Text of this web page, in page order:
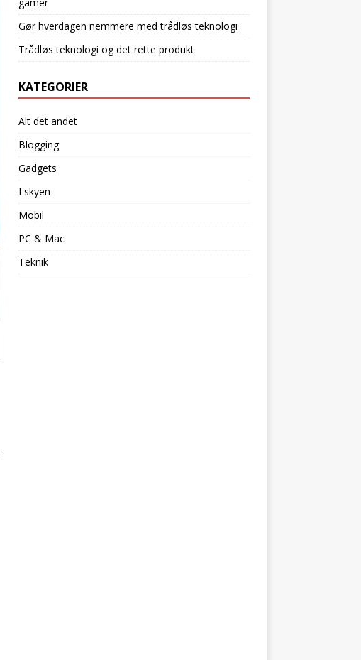
Gør hverdagen nemmere med trådløs teknologi
Trådløs teknologi og det rette produkt
KATEGORIER
Alt det andet
Blogging
Gadgets
I skyen
Mobil
PC & Mac
Teknik